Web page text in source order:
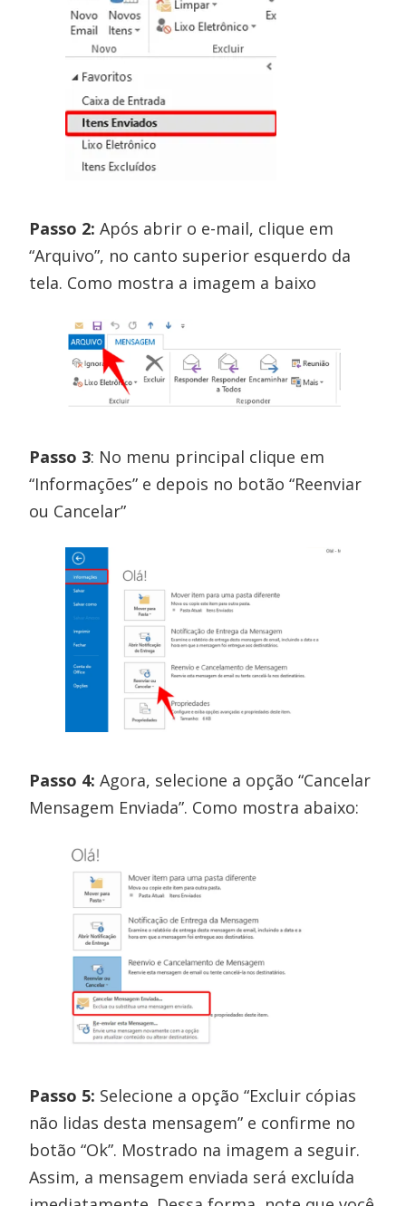
Passo 2: Após abrir o e-mail, clique em
“Arquivo”, no canto superior esquerdo da
tela. Como mostra a imagem a baixo
Passo 3: No menu principal clique em
“Informações” e depois no botão “Reenviar
ou Cancelar”
Passo 4: Agora, selecione a opção “Cancelar
Mensagem Enviada”. Como mostra abaixo:
Passo 5: Selecione a opção “Excluir cópias
não lidas desta mensagem” e confirme no
botão “Ok”. Mostrado na imagem a seguir.
Assim, a mensagem enviada será excluída